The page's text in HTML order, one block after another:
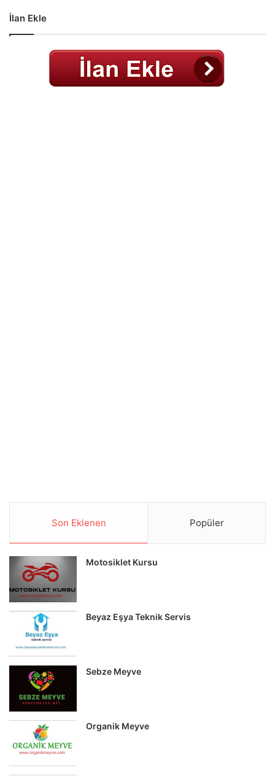
İlan Ekle
Son Eklenen Popüler
Motosiklet Kursu
Beyaz Eşya Teknik Servis
Sebze Meyve
Organik Meyve